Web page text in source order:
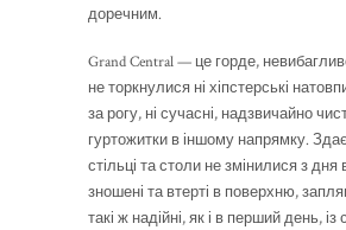
доречним.
Grand Central — це горде,
не торкнулися ні хіпстерські
за рогу, ні сучасні, надзвичайно
гуртожитки в іншому напрямку.
стільці та столи не змінилися з дня
зношені та втерті в поверхню,
такі ж надійні, як і в перший день,